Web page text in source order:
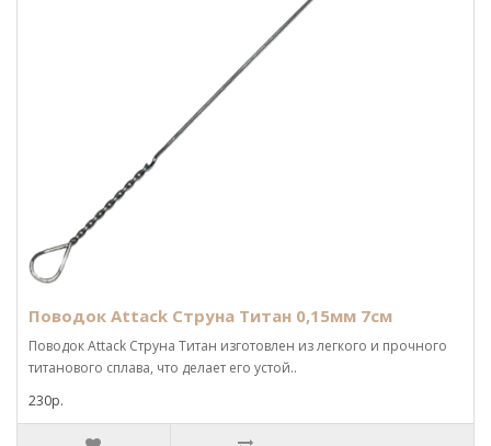
Поводок Attack Струна Титан 0,15мм 7см
Поводок Attack Струна Титан изготовлен из легкого и прочного
титанового сплава, что делает его устой..
230р.